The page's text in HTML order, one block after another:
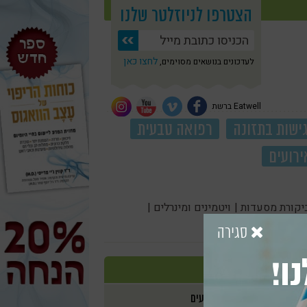
הצטרפו לניוזלטר שלנו
לעדכונים בנושאים מסוימים, לחצו כאן
Eatwell ברשת
גישות בתזונה
רפואה טבעית
מסעדות | ויטמינים ומינרלים |
אירועים
סגירה